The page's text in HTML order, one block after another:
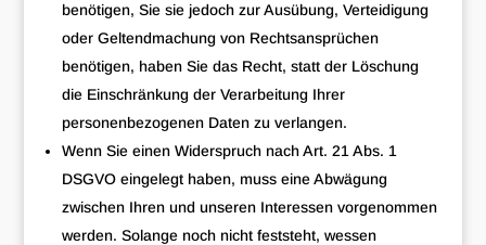
benötigen, Sie sie jedoch zur Ausübung, Verteidigung
oder Geltendmachung von Rechtsansprüchen
benötigen, haben Sie das Recht, statt der Löschung
die Einschränkung der Verarbeitung Ihrer
personenbezogenen Daten zu verlangen.
Wenn Sie einen Widerspruch nach Art. 21 Abs. 1
DSGVO eingelegt haben, muss eine Abwägung
zwischen Ihren und unseren Interessen vorgenommen
werden. Solange noch nicht feststeht, wessen